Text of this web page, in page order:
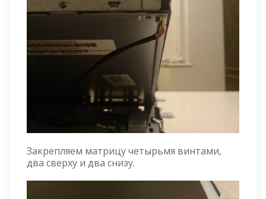
Закрепляем матрицу четырьмя винтами,
два сверху и два снизу.